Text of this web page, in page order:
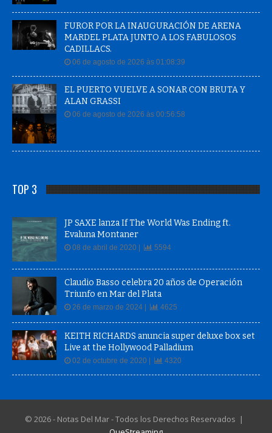
FUROR POR LA INAUGURACIÓN DE ARENA
MARDEL PLATA JUNTO A LOS FABULOSOS
CADILLACS.
06 de agosto de 2026 às 01:08:39
EL PUERTO VUELVE A SONAR CON BRUTA Y
ALAN GRASSI
06 de agosto de 2026 às 00:56:58
TOP 3
JP SAXE lanza If The World Was Ending ft.
Evaluna Montaner
08 de abril de 2020 | 5594
Claudio Basso celebra 20 años de Operación
Triunfo en Mar del Plata
26 de marzo de 2024 | 4625
KEITH RICHARDS anuncia super deluxe box set
Live at the Hollywood Palladium
02 de octubre de 2020 | 4320
© 2026 - Notas Del Mar - Todos los Derechos Reservados |